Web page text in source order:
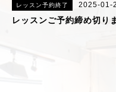
レッスン予約終了 2025-01-
レッスンご予約締め切り